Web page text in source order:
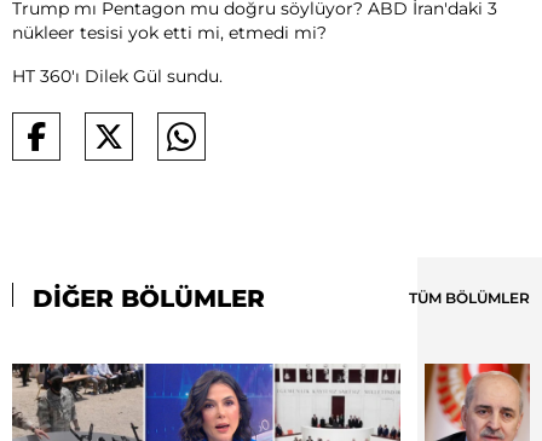
Trump mı Pentagon mu doğru söylüyor? ABD İran'daki 3
nükleer tesisi yok etti mi, etmedi mi?
HT 360'ı Dilek Gül sundu.
DİĞER BÖLÜMLER TÜM BÖLÜMLER